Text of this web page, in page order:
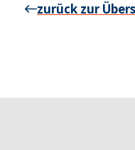
zurück zur